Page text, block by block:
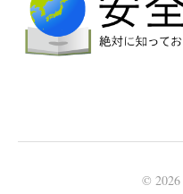
© 2026